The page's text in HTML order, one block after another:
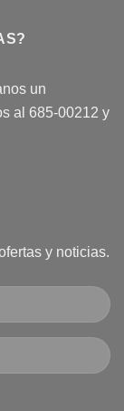
un
al 685-00212 y
y noticias.